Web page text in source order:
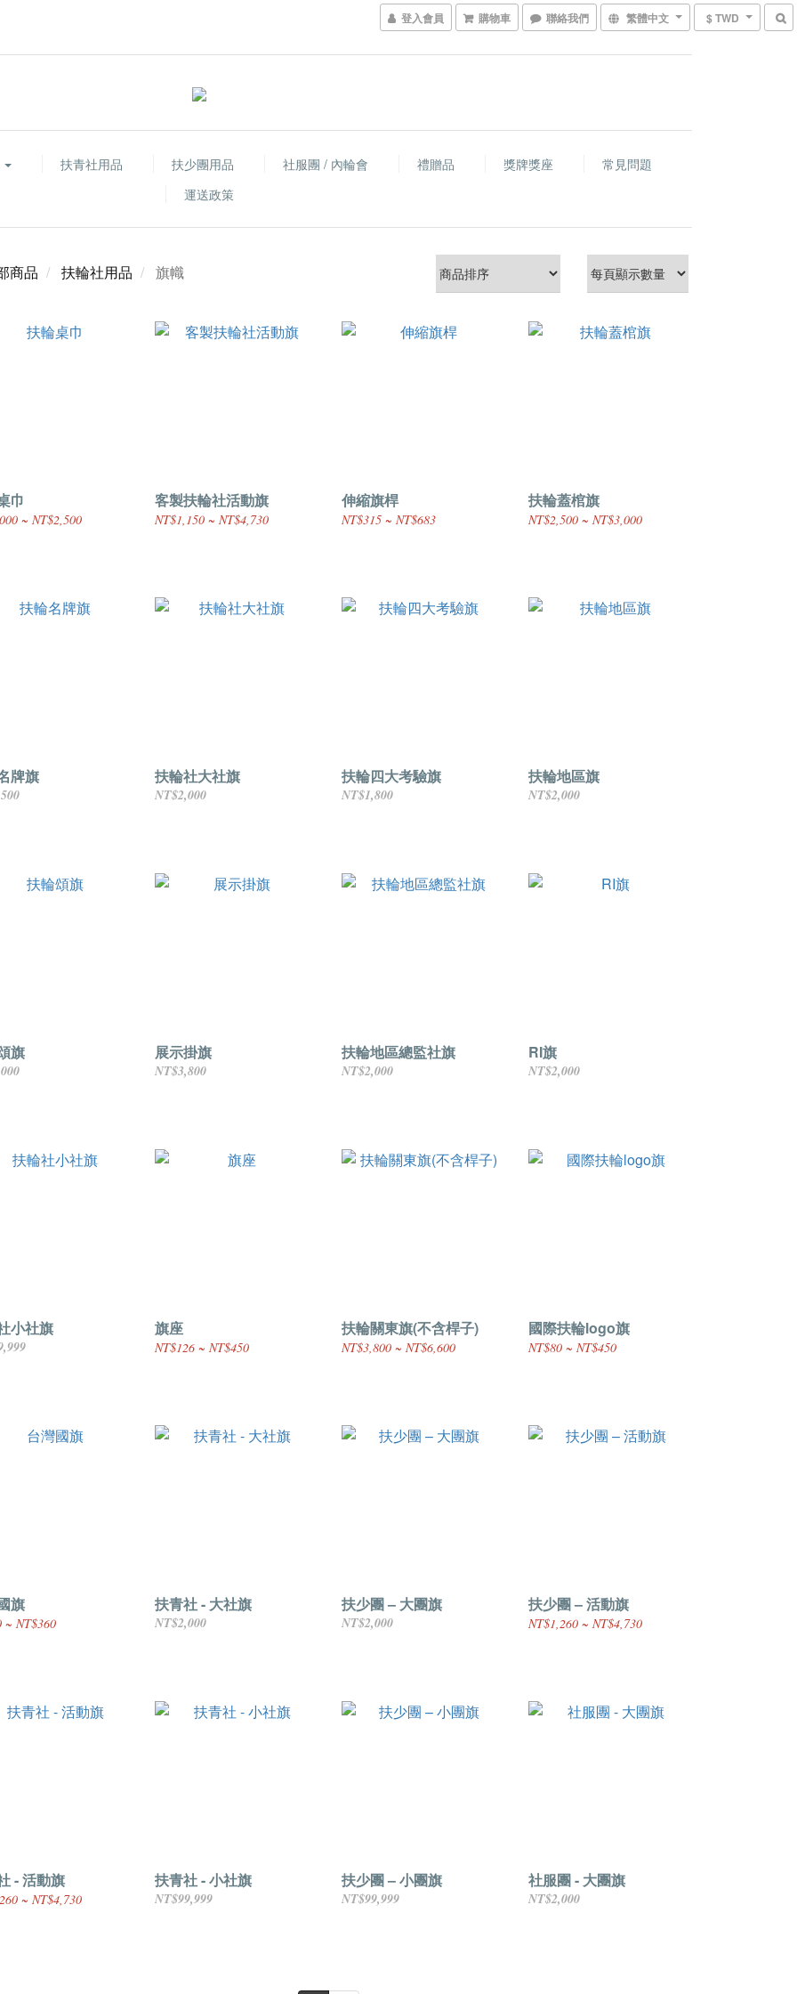
登入會員 購物車 聯絡我們 繁體中文 $ TWD
扶青社用品 扶少團用品 社服團 / 內輪會 禮贈品 獎牌獎座
常見問題
運送政策
商品 扶輪社用品 旗幟
巾
~ NT$2,500
客製扶輪社活動旗
NT$1,150 ~ NT$4,730
伸縮旗桿
NT$315 ~ NT$683
扶輪蓋棺旗
NT$2,500 ~ NT$3,000
牌旗 扶輪社大社旗
NT$2,000
扶輪四大考驗旗
NT$1,800
扶輪地區旗
NT$2,000
旗 展示掛旗
NT$3,800
扶輪地區總監社旗
NT$2,000
RI旗
NT$2,000
小社旗 旗座
NT$126 ~ NT$450
扶輪關東旗(不含桿子)
NT$3,800 ~ NT$6,600
國際扶輪logo旗
NT$80 ~ NT$450
旗
~ NT$360
扶青社 - 大社旗
NT$2,000
扶少團 – 大團旗
NT$2,000
扶少團 – 活動旗
NT$1,260 ~ NT$4,730
- 活動旗
~ NT$4,730
扶青社 - 小社旗
NT$99,999
扶少團 – 小團旗
NT$99,999
社服團 - 大團旗
NT$2,000